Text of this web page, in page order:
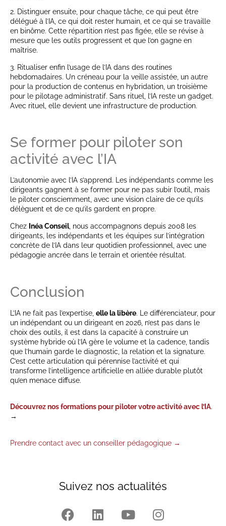
2. Distinguer ensuite, pour chaque tâche, ce qui peut être
délégué à l’IA, ce qui doit rester humain, et ce qui se travaille
en binôme. Cette répartition n’est pas figée, elle se révise à
mesure que les outils progressent et que l’on gagne en
maîtrise.
3. Ritualiser enfin l’usage de l’IA dans des routines
hebdomadaires. Un créneau pour la veille assistée, un autre
pour la production de contenus en hybridation, un troisième
pour le pilotage administratif. Sans rituel, l’IA reste un gadget.
Avec rituel, elle devient une infrastructure de production.
Se former pour piloter son
activité avec l’IA
L’autonomie avec l’IA s’apprend. Les indépendants comme les
dirigeants gagnent à se former pour ne pas subir l’outil, mais
le piloter consciemment, avec une vision claire de ce qu’ils
délèguent et de ce qu’ils gardent en propre.
Chez Inéa Conseil, nous accompagnons depuis 2008 les
dirigeants, les indépendants et les équipes sur l’intégration
concrète de l’IA dans leur quotidien professionnel, avec une
pédagogie ancrée dans le terrain et orientée résultat.
Conclusion
L’IA ne fait pas l’expertise, elle la libère. Le différenciateur, pour
un indépendant ou un dirigeant en 2026, n’est pas dans le
choix des outils, il est dans la capacité à construire un
système hybride où l’IA gère le volume et la cadence, tandis
que l’humain garde le diagnostic, la relation et la signature.
C’est cette articulation qui pérennise l’activité et qui
transforme l’intelligence artificielle en alliée durable plutôt
qu’en menace diffuse.
Découvrez nos formations pour piloter votre activité avec l’IA.
→
Prendre contact avec un conseiller pédagogique →
Suivez nos actualités